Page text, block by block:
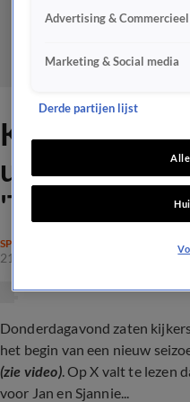
Kijkers Mr.
uitspraak
'Takkeherrie!'
SPRAAKMAKEND
21 dec 2023, 21:37
Donderdagavond zaten
het begin van een nieuw
(zie video). Op X valt te lezen
voor Jan en Sjannie...
Advertising & Commercieel
Marketing & Social media
Derde partijen lijst